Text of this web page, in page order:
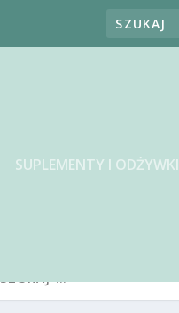
SUPLEMENTY I ODŻYWKI